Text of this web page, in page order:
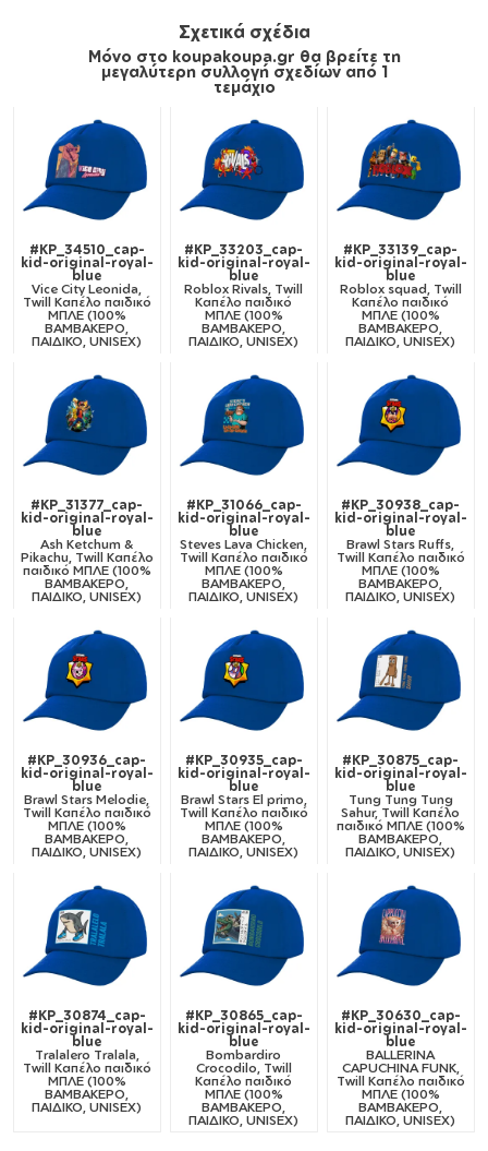
Σχετικά σχέδια
Μόνο στο koupakoupa.gr θα βρείτε τη
μεγαλύτερη συλλογή σχεδίων από 1
τεμάχιο
#KP_34510_cap-
kid-original-royal-
blue
Vice City Leonida,
Twill Καπέλο παιδικό
ΜΠΛΕ (100%
ΒΑΜΒΑΚΕΡΟ,
ΠΑΙΔΙΚΟ, UNISEX)
#KP_33203_cap-
kid-original-royal-
blue
Roblox Rivals, Twill
Καπέλο παιδικό
ΜΠΛΕ (100%
ΒΑΜΒΑΚΕΡΟ,
ΠΑΙΔΙΚΟ, UNISEX)
#KP_33139_cap-
kid-original-royal-
blue
Roblox squad, Twill
Καπέλο παιδικό
ΜΠΛΕ (100%
ΒΑΜΒΑΚΕΡΟ,
ΠΑΙΔΙΚΟ, UNISEX)
#KP_31377_cap-
kid-original-royal-
blue
Ash Ketchum &
Pikachu, Twill Καπέλο
παιδικό ΜΠΛΕ (100%
ΒΑΜΒΑΚΕΡΟ,
ΠΑΙΔΙΚΟ, UNISEX)
#KP_31066_cap-
kid-original-royal-
blue
Steves Lava Chicken,
Twill Καπέλο παιδικό
ΜΠΛΕ (100%
ΒΑΜΒΑΚΕΡΟ,
ΠΑΙΔΙΚΟ, UNISEX)
#KP_30938_cap-
kid-original-royal-
blue
Brawl Stars Ruffs,
Twill Καπέλο παιδικό
ΜΠΛΕ (100%
ΒΑΜΒΑΚΕΡΟ,
ΠΑΙΔΙΚΟ, UNISEX)
#KP_30936_cap-
kid-original-royal-
blue
Brawl Stars Melodie,
Twill Καπέλο παιδικό
ΜΠΛΕ (100%
ΒΑΜΒΑΚΕΡΟ,
ΠΑΙΔΙΚΟ, UNISEX)
#KP_30935_cap-
kid-original-royal-
blue
Brawl Stars El primo,
Twill Καπέλο παιδικό
ΜΠΛΕ (100%
ΒΑΜΒΑΚΕΡΟ,
ΠΑΙΔΙΚΟ, UNISEX)
#KP_30875_cap-
kid-original-royal-
blue
Tung Tung Tung
Sahur, Twill Καπέλο
παιδικό ΜΠΛΕ (100%
ΒΑΜΒΑΚΕΡΟ,
ΠΑΙΔΙΚΟ, UNISEX)
#KP_30874_cap-
kid-original-royal-
blue
Tralalero Tralala,
Twill Καπέλο παιδικό
ΜΠΛΕ (100%
ΒΑΜΒΑΚΕΡΟ,
ΠΑΙΔΙΚΟ, UNISEX)
#KP_30865_cap-
kid-original-royal-
blue
Bombardiro
Crocodilo, Twill
Καπέλο παιδικό
ΜΠΛΕ (100%
ΒΑΜΒΑΚΕΡΟ,
ΠΑΙΔΙΚΟ, UNISEX)
#KP_30630_cap-
kid-original-royal-
blue
BALLERINA
CAPUCHINA FUNK,
Twill Καπέλο παιδικό
ΜΠΛΕ (100%
ΒΑΜΒΑΚΕΡΟ,
ΠΑΙΔΙΚΟ, UNISEX)